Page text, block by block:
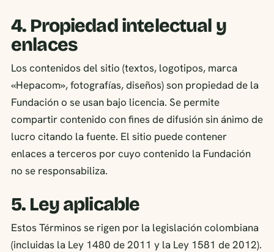
4. Propiedad intelectual y
enlaces
Los contenidos del sitio (textos, logotipos, marca
«Hepacom», fotografías, diseños) son propiedad de la
Fundación o se usan bajo licencia. Se permite
compartir contenido con fines de difusión sin ánimo de
lucro citando la fuente. El sitio puede contener
enlaces a terceros por cuyo contenido la Fundación
no se responsabiliza.
5. Ley aplicable
Estos Términos se rigen por la legislación colombiana
(incluidas la Ley 1480 de 2011 y la Ley 1581 de 2012).